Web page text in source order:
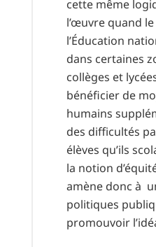
cette même
l’œuvre quand
l’Éducation
dans certaines
collèges et
bénéficier de
humains
des difficultés
élèves qu’ils
la notion
amène donc à
politiques
promouvoir